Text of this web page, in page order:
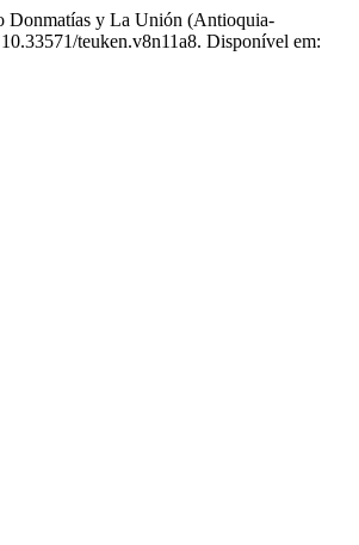
Donmatías y La Unión (Antioquia-
teuken.v8n11a8. Disponível em: